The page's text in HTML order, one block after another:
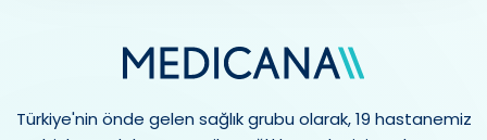
Türkiye'nin önde gelen sağlık grubu olarak, 19 hastanemiz